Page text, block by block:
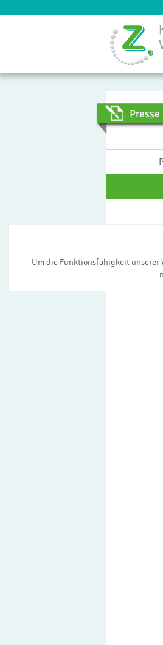
Um die Funktionsfähigkeit unserer
Presse